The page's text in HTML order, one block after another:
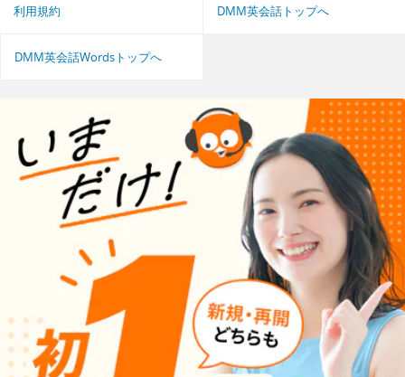
利用規約 DMM英会話トップへ
DMM英会話Wordsトップへ